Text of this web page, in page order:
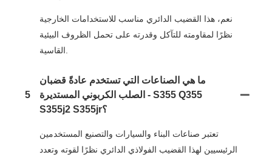
نعم، هذا القضيب الدائري مناسب للاستخدامات الخارجية
نظرًا لمقاومته للتآكل وقدرته على تحمل الظروف البيئية
5
ما هي الصناعات التي تستخدم عادةً قضبان
الصلب الكربوني المستديرة - S355 Q355
S355j2 S355jr؟
تعتبر صناعات البناء والسيارات والتصنيع المستخدمين
الرئيسيين لهذا القضيب الفولاذي الدائري نظرًا لقوته وتعدد